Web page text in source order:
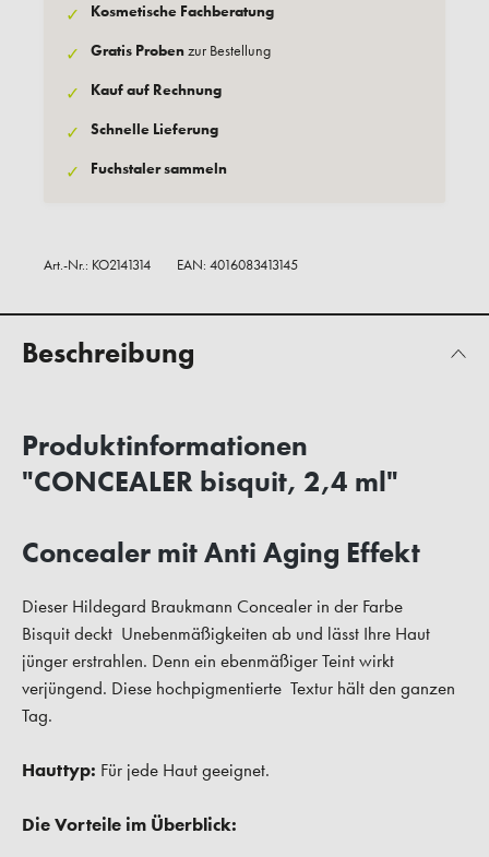
✓ Kosmetische Fachberatung
✓ Gratis Probenzur Bestellung
✓ Kauf auf Rechnung
✓ Schnelle Lieferung
✓ Fuchstaler sammeln
Art.-Nr.: KO2141314 EAN: 4016083413145
Beschreibung
Produktinformationen
"CONCEALER bisquit, 2,4 ml"
Concealer mit Anti Aging Effekt
Dieser Hildegard Braukmann Concealer in der Farbe
Bisquit deckt Unebenmäßigkeiten ab und lässt Ihre Haut
jünger erstrahlen. Denn ein ebenmäßiger Teint wirkt
verjüngend. Diese hochpigmentierte Textur hält den ganzen
Tag.
Hauttyp: Für jede Haut geeignet.
Die Vorteile im Überblick: